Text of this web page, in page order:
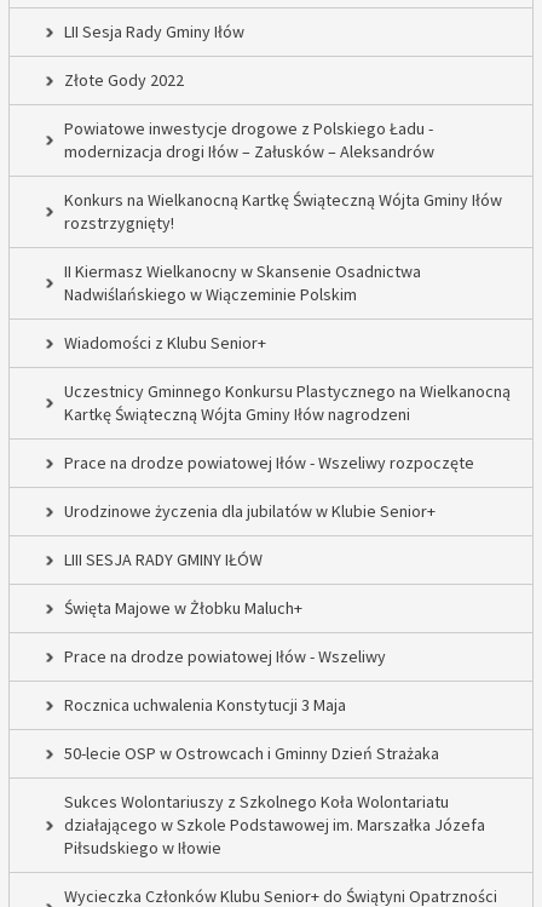
LII Sesja Rady Gminy Iłów
Złote Gody 2022
Powiatowe inwestycje drogowe z Polskiego Ładu -
modernizacja drogi Iłów – Załusków – Aleksandrów
Konkurs na Wielkanocną Kartkę Świąteczną Wójta Gminy Iłów
rozstrzygnięty!
II Kiermasz Wielkanocny w Skansenie Osadnictwa
Nadwiślańskiego w Wiączeminie Polskim
Wiadomości z Klubu Senior+
Uczestnicy Gminnego Konkursu Plastycznego na Wielkanocną
Kartkę Świąteczną Wójta Gminy Iłów nagrodzeni
Prace na drodze powiatowej Iłów - Wszeliwy rozpoczęte
Urodzinowe życzenia dla jubilatów w Klubie Senior+
LIII SESJA RADY GMINY IŁÓW
Święta Majowe w Żłobku Maluch+
Prace na drodze powiatowej Iłów - Wszeliwy
Rocznica uchwalenia Konstytucji 3 Maja
50-lecie OSP w Ostrowcach i Gminny Dzień Strażaka
Sukces Wolontariuszy z Szkolnego Koła Wolontariatu
działającego w Szkole Podstawowej im. Marszałka Józefa
Piłsudskiego w Iłowie
Wycieczka Członków Klubu Senior+ do Świątyni Opatrzności